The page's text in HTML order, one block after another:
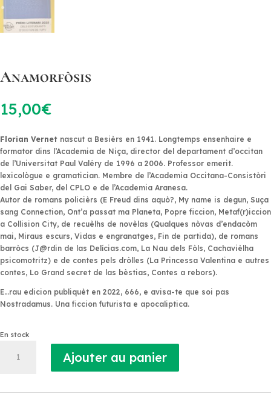
Anamorfòsis
15,00€
Florian Vernet nascut a Besièrs en 1941. Longtemps ensenhaire e
formator dins l’Academia de Niça, director del departament d’occitan
de l’Universitat Paul Valéry de 1996 a 2006. Professor emerit.
lexicològue e gramatician. Membre de l’Academia Occitana-Consistòri
del Gai Saber, del CPLO e de l’Academia Aranesa.
Autor de romans policièrs (E Freud dins aquò?, My name is degun, Suça
sang Connection, Ont’a passat ma Planeta, Popre ficcion, Metaf(r)iccion
a Collision City, de recuèlhs de novèlas (Qualques nòvas d’endacòm
mai, Miraus escurs, Vidas e engranatges, Fin de partida), de romans
barròcs (J@rdin de las Delícias.com, La Nau dels Fòls, Cachavièlha
psicomotritz) e de contes pels dròlles (La Princessa Valentina e autres
contes, Lo Grand secret de las bèstias, Contes a rebors).
E…rau edicion publiquèt en 2022, 666, e avisa-te que soi pas
Nostradamus. Una ficcion futurista e apocaliptica.
En stock
Ajouter au panier